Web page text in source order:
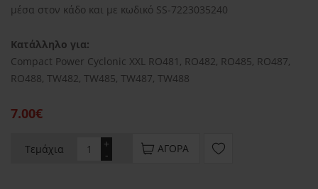
μέσα στον κάδο και με κωδικό SS-7223035240
Κατάλληλο για:
Compact Power Cyclonic XXL RO481, RO482, RO485, RO487,
RO488, TW482, TW485, TW487, TW488
7.00€
Τεμάχια -
+ ΑΓΟΡΆ